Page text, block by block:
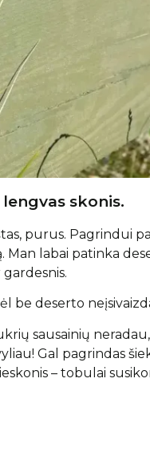
skonis.
purus. Pagrindui
labai patinka
be deserto
sausainių
Gal pagrindas
– tobulai